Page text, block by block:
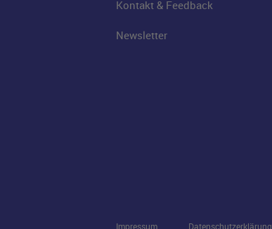
Kontakt & Feedback
Newsletter
Impressum Datenschutzerklärung